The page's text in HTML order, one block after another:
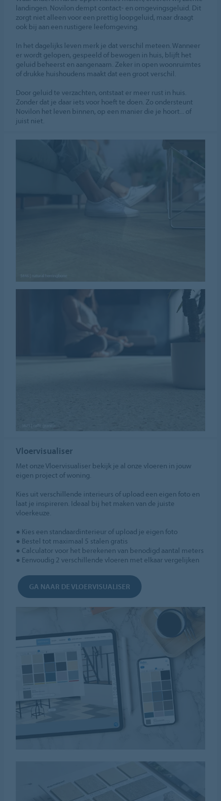
landingen. Novilon dempt contact- en omgevingsgeluid. Dit
zorgt niet alleen voor een prettig loopgeluid, maar draagt
ook bij aan een rustigere leefomgeving.
In het dagelijks leven merk je dat verschil meteen. Wanneer
er wordt gelopen, gespeeld of bewogen in huis, blijft het
geluid beheerst en aangenaam. Zeker in open woonruimtes
of drukke huishoudens maakt dat een groot verschil.
Door geluid te verzachten, ontstaat er meer rust in huis.
Zonder dat je daar iets voor hoeft te doen. Zo ondersteunt
Novilon het leven binnen, op een manier die je hoort... of
juist niet.
Vloervisualiser
Met onze Vloervisualiser bekijk je al onze vloeren in jouw
eigen project of woning.
Kies uit verschillende interieurs of upload een eigen foto en
laat je inspireren. Ideaal bij het maken van de juiste
vloerkeuze.
● Kies een standaardinterieur of upload je eigen foto
● Bestel tot maximaal 5 stalen gratis
● Calculator voor het berekenen van benodigd aantal meters
● Eenvoudig 2 verschillende vloeren met elkaar vergelijken
GA NAAR DE VLOERVISUALISER